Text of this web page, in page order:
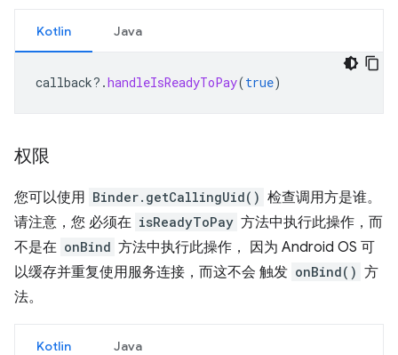
Kotlin Java
callback?.handleIsReadyToPay(true)
权限
您可以使用 Binder.getCallingUid() 检查调用方是谁。
请注意，您 必须在 isReadyToPay 方法中执行此操作，而
不是在 onBind 方法中执行此操作， 因为 Android OS 可
以缓存并重复使用服务连接，而这不会 触发 onBind() 方
法。
Kotlin Java